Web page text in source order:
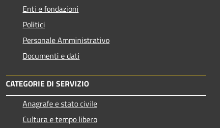
Enti e fondazioni
Politici
Personale Amministrativo
Documenti e dati
CATEGORIE DI SERVIZIO
Anagrafe e stato civile
Cultura e tempo libero